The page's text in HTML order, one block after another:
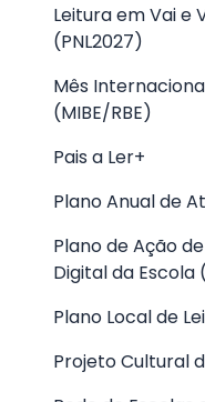
Leitura em Vai e
(PNL2027)
Mês
(MIBE/RBE)
Pais a Ler+
Plano Anual de
Plano de Ação
Digital da Escola
Plano Local de
Projeto Cultural